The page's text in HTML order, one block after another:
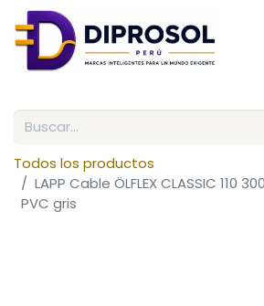
Todos los productos
LAPP Cable ÖLFLEX CLASSIC 110
PVC gris